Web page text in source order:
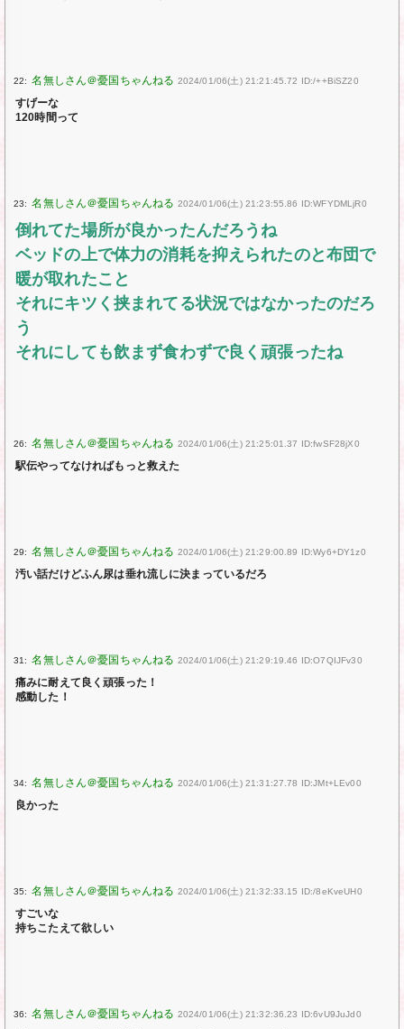
22: 2024/01/06(土) 21:21:45.72 ID:/++BiSZ20
すげーな
120時間って
23: 2024/01/06(土) 21:23:55.86 ID:WFYDMLjR0
倒れてた場所が良かったんだろうね
ベッドの上で体力の消耗を抑えられたのと布団で
暖が取れたこと
それにキツく挟まれてる状況ではなかったのだろ
う
それにしても飲まず食わずで良く頑張ったね
26: 2024/01/06(土) 21:25:01.37 ID:fwSF28jX0
駅伝やってなければもっと救えた
29: 2024/01/06(土) 21:29:00.89 ID:Wy6+DY1z0
汚い話だけどふん尿は垂れ流しに決まっているだろ
31: 2024/01/06(土) 21:29:19.46 ID:O7QIJFv30
痛みに耐えて良く頑張った！
感動した！
34: 2024/01/06(土) 21:31:27.78 ID:JMt+LEv00
良かった
35: 2024/01/06(土) 21:32:33.15 ID:/8eKveUH0
すごいな
持ちこたえて欲しい
36: 2024/01/06(土) 21:32:36.23 ID:6vU9JuJd0